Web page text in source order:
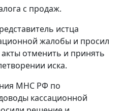
с продаж.
истца
жалобы и просил
отменить и принять
иска.
МНС РФ по
кассационной